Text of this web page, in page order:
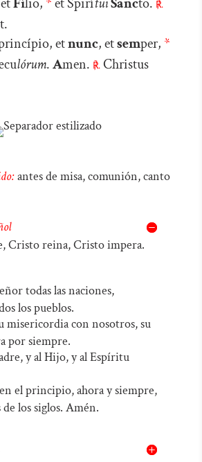
℟.
etnunc, etsemper, *
lórum.Amen. ℟.Christus
antes de misa, comunión, canto
Cristo reina, Cristo impera.
todas las naciones,
los pueblos.
misericordia con nosotros, su
por siempre.
y al Hijo, y al Espíritu
el principio, ahora y siempre,
los siglos. Amén.